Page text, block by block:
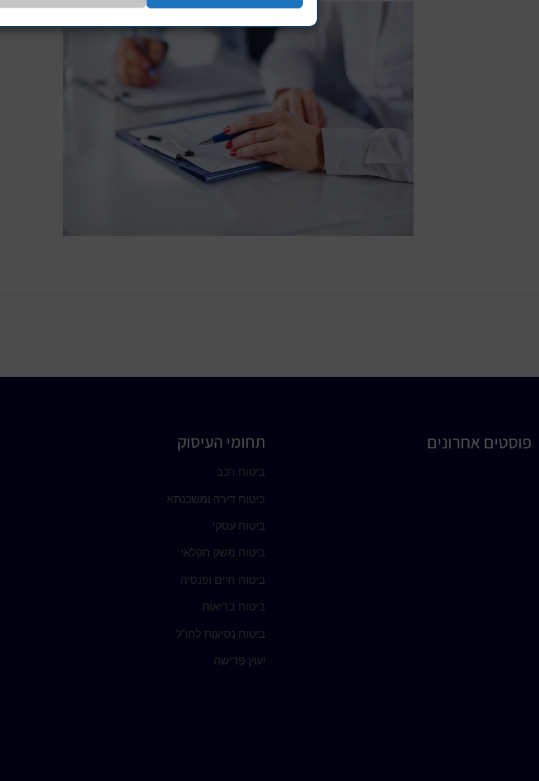
פוסטים אחרונים תחומי העיסוק
ביטוח רכב
ביטוח דירה ומשכנתא
ביטוח עסקי
ביטוח משק חקלאי
ביטוח חיים ופנסיה
ביטוח בריאות
ביטוח נסיעות לחו"ל
יעוץ פרישה